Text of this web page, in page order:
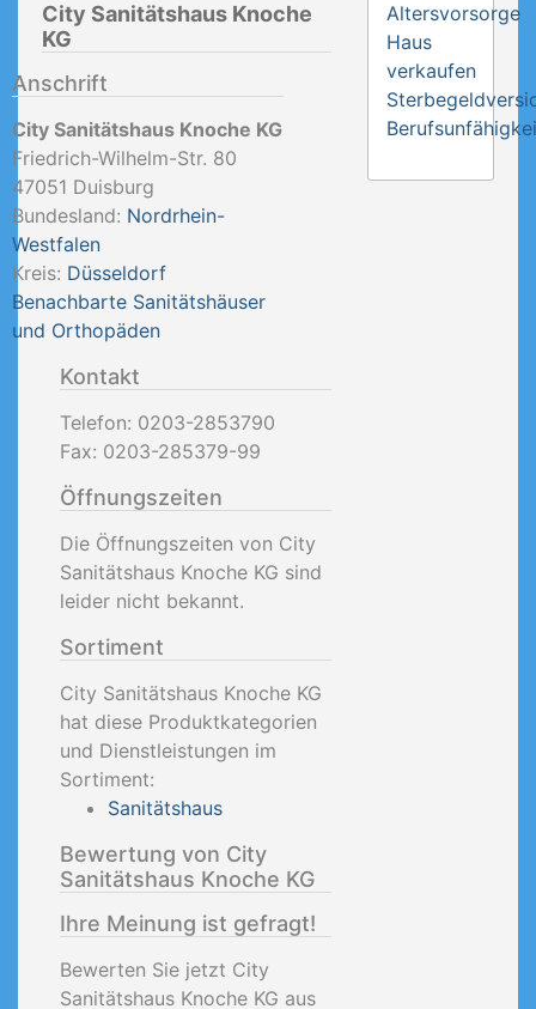
City Sanitätshaus Knoche
KG
Anschrift
City Sanitätshaus Knoche KG
Friedrich-Wilhelm-Str. 80
47051 Duisburg
Bundesland: Nordrhein-
Westfalen
Kreis: Düsseldorf
Benachbarte Sanitätshäuser
und Orthopäden
Kontakt
Telefon: 0203-2853790
Fax: 0203-285379-99
Öffnungszeiten
Die Öffnungszeiten von City
Sanitätshaus Knoche KG sind
leider nicht bekannt.
Sortiment
City Sanitätshaus Knoche KG
hat diese Produktkategorien
und Dienstleistungen im
Sortiment:
Sanitätshaus
Bewertung von City
Sanitätshaus Knoche KG
Ihre Meinung ist gefragt!
Bewerten Sie jetzt City
Sanitätshaus Knoche KG aus
Altersvorsorge
Haus
verkaufen